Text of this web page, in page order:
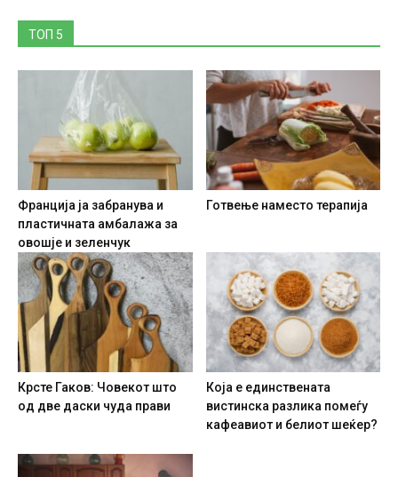
ТОП 5
Франција ја забранува и
пластичната амбалажа за
овошје и зеленчук
Готвење наместо терапија
Крсте Гаков: Човекот што
од две даски чуда прави
Која е единствената
вистинска разлика помеѓу
кафеавиот и белиот шеќер?